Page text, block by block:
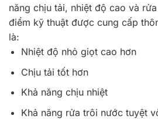
năng chịu tải, nhiệt độ cao và
điểm kỹ thuật được cung cấp
là:
Nhiệt độ nhỏ giọt cao hơn
Chịu tải tốt hơn
Khả năng chịu nhiệt
Khả năng rửa trôi nước tuyệt